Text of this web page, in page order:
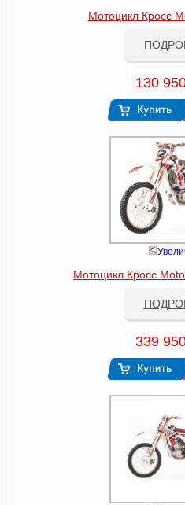
Мотоцикл Кросс
130
Мотоцикл Кросс
339